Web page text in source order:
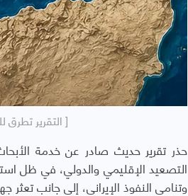
[ التقرير
حذر تقرير حديث صادر عن خدمة
التصعيد الإقليمي والدولي، في ظل
وتنامي النفوذ الإيراني، إلى جانب تعثر